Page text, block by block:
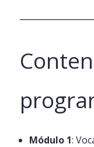
Módulo 1: